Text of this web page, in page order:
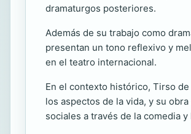
dramaturgos posteriores.
Además de su trabajo como
presentan un tono reflexivo y
en el teatro internacional.
En el contexto histórico, Tirso
los aspectos de la vida, y su
sociales a través de la comedia